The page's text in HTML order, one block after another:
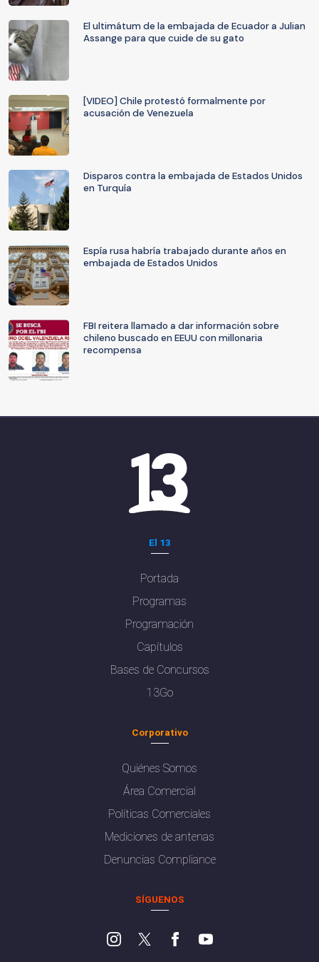
El ultimátum de la embajada de Ecuador a Julian
Assange para que cuide de su gato
[VIDEO] Chile protestó formalmente por
acusación de Venezuela
Disparos contra la embajada de Estados Unidos
en Turquía
Espía rusa habría trabajado durante años en
embajada de Estados Unidos
FBI reitera llamado a dar información sobre
chileno buscado en EEUU con millonaria
recompensa
El 13
Portada
Programas
Programación
Capítulos
Bases de Concursos
13Go
Corporativo
Quiénes Somos
Área Comercial
Políticas Comerciales
Mediciones de antenas
Denuncias Compliance
SÍGUENOS